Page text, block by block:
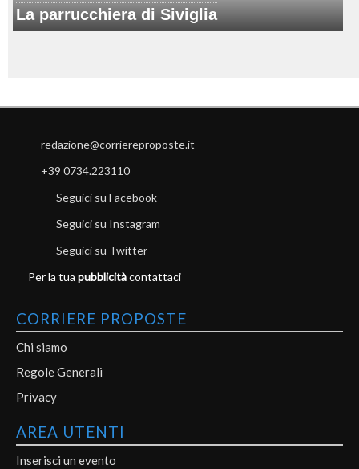
La parrucchiera di Siviglia
redazione@corriereproposte.it
+39 0734.223110
Seguici su Facebook
Seguici su Instagram
Seguici su Twitter
Per la tua pubblicitàcontattaci
CORRIERE PROPOSTE
Chi siamo
Regole Generali
Privacy
AREA UTENTI
Inserisci un evento